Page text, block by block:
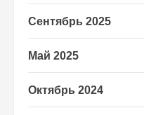
Сентябрь 2025
Май 2025
Октябрь 2024